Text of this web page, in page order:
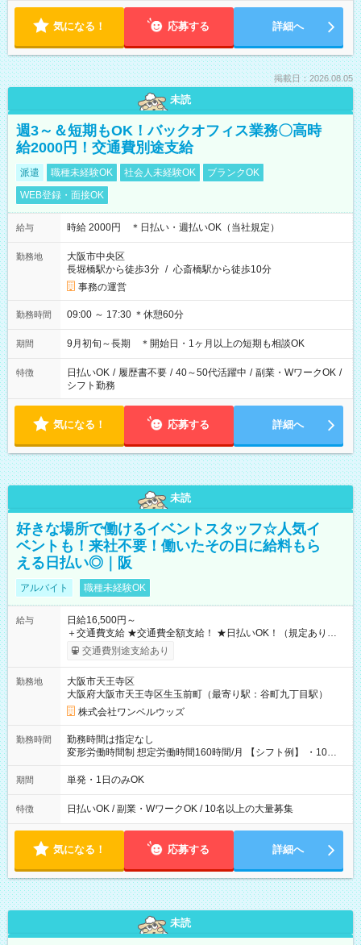
気になる！ 応募する 詳細へ
掲載日：2026.08.05
未読
週3～＆短期もOK！バックオフィス業務〇高時
給2000円！交通費別途支給
派遣 職種未経験OK 社会人未経験OK
ブランクOK
WEB登録・面接OK
給与 時給 2000円 ＊日払い・週払いOK（当社規定）
勤務地
大阪市中央区
長堀橋駅から徒歩3分 / 心斎橋駅から徒歩10分
事務の運営
勤務時間 09:00 ～ 17:30 ＊休憩60分
期間 9月初旬～長期 ＊開始日・1ヶ月以上の短期も相談OK
特徴 日払いOK / 履歴書不要 / 40～50代活躍中 / 副業・WワークOK /
シフト勤務
気になる！ 応募する 詳細へ
未読
好きな場所で働けるイベントスタッフ☆人気イ
ベントも！来社不要！働いたその日に給料もら
える日払い◎｜阪
アルバイト 職種未経験OK
給与
日給16,500円～
＋交通費支給 ★交通費全額支給！ ★日払いOK！（規定あり） ┗
働いたその日に現金GET♪ お仕事後はコンビニATMから 日払
交通費別途支給あり
勤務地
大阪市天王寺区
大阪府大阪市天王寺区生玉前町（最寄り駅：谷町九丁目駅）
株式会社ワンベルウッズ
勤務時間
勤務時間は指定なし
変形労働時間制 想定労働時間160時間/月 【シフト例】 ・10：
00～20：00
期間 単発・1日のみOK
特徴 日払いOK / 副業・WワークOK / 10名以上の大量募集
気になる！ 応募する 詳細へ
未読